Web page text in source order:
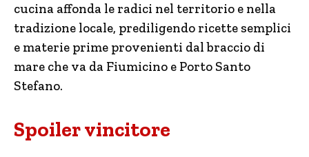
cucina affonda le radici nel territorio e nella
tradizione locale, prediligendo ricette semplici
e materie prime provenienti dal braccio di
mare che va da Fiumicino e Porto Santo
Stefano.
Spoiler vincitore